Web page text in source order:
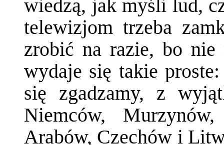
wiedzą, jak myśli lud,
telewizjom trzeba
zrobić na razie, bo nie
wydaje się takie
się zgadzamy, z
Niemców,
Arabów, Czechów i